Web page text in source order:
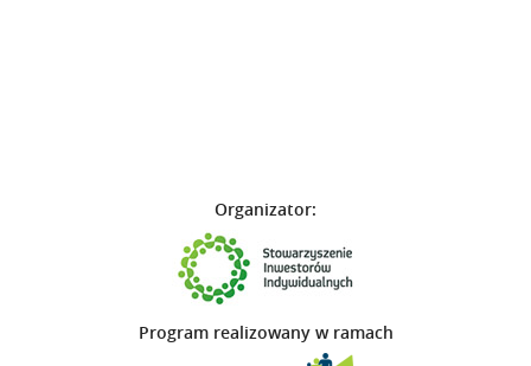
Organizator:
Program realizowany w ramach